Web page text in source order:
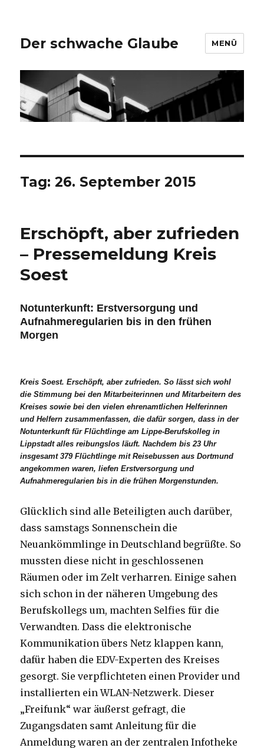
Der schwache Glaube MENÜ
Tag:26. September 2015
Erschöpft, aber zufrieden
– Pressemeldung Kreis
Soest
Notunterkunft: Erstversorgung und
Aufnahmeregularien bis in den frühen
Morgen
Kreis Soest. Erschöpft, aber zufrieden. So lässt sich wohl
die Stimmung bei den Mitarbeiterinnen und Mitarbeitern des
Kreises sowie bei den vielen ehrenamtlichen Helferinnen
und Helfern zusammenfassen, die dafür sorgen, dass in der
Notunterkunft für Flüchtlinge am Lippe-Berufskolleg in
Lippstadt alles reibungslos läuft. Nachdem bis 23 Uhr
insgesamt 379 Flüchtlinge mit Reisebussen aus Dortmund
angekommen waren, liefen Erstversorgung und
Aufnahmeregularien bis in die frühen Morgenstunden.
Glücklich sind alle Beteiligten auch darüber,
dass samstags Sonnenschein die
Neuankömmlinge in Deutschland begrüßte. So
mussten diese nicht in geschlossenen
Räumen oder im Zelt verharren. Einige sahen
sich schon in der näheren Umgebung des
Berufskollegs um, machten Selfies für die
Verwandten. Dass die elektronische
Kommunikation übers Netz klappen kann,
dafür haben die EDV-Experten des Kreises
gesorgt. Sie verpflichteten einen Provider und
installierten ein WLAN-Netzwerk. Dieser
„Freifunk“ war äußerst gefragt, die
Zugangsdaten samt Anleitung für die
Anmeldung waren an der zentralen Infotheke